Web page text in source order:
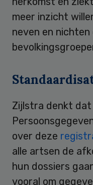
meer inzicht
neven en
Zijlstra denkt dat
over deze
alle artsen de
hun dossiers
vooral om